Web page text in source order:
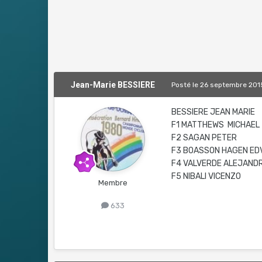
Jean-Marie BESSIERE
Membre
633
Postéle 26 septembre
BESSIERE JEAN MARIE
F1 MATTHEWS MICHAEL
F2 SAGAN PETER
F3 BOASSON HAGEN
F4 VALVERDE
F5 NIBALI VICENZO